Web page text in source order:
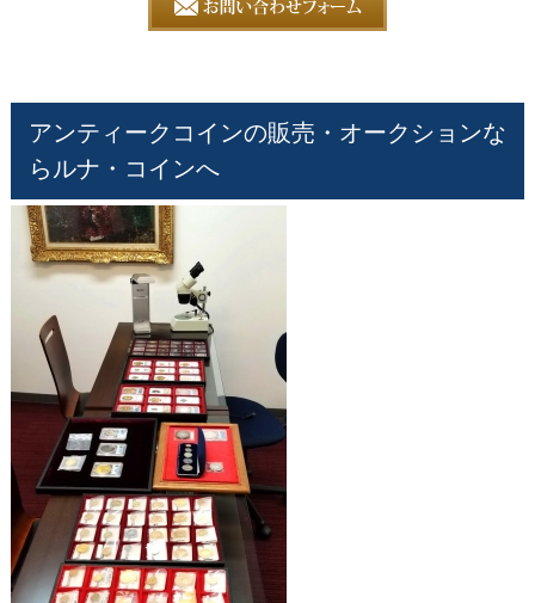
アンティークコインの販売・オークションな
らルナ・コインへ